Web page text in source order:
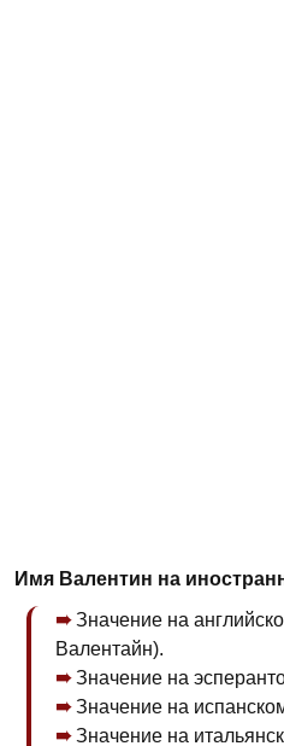
Имя Валентин на
Значение на
Валентайн).
Значение на
Значение на
Значение на